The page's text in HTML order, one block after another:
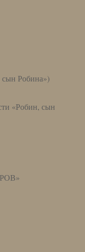
Робина»)
«Робин, сын